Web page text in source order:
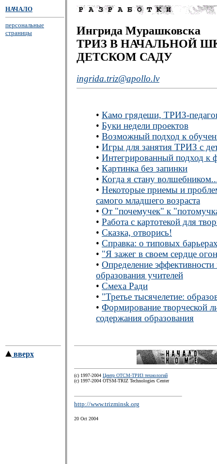
НАЧАЛО
персональные
страницы
Ингрида Мурашковска
ТРИЗ В НАЧАЛЬНОЙ
ДЕТСКОМ САДУ
ingrida.triz@apollo.lv
• Камо грядеши, ТРИЗ-
• Буки недели проектов
• Возможный подход к
• Игры для занятия ТРИЗ с
• Интегрированный подход к
• Картинка без запинки
• Когда я стану
• Некоторые приемы и
самого младшего возраста
• От "почемучек" к
• Работа с картотекой для
• Сказка, отворись!
• Справка: о типовых
• "Я зажег в своем сердце
• Определение
образования учителей
• Смеха Ради
• "Третье тысячелетие:
• Формирование творческой
содержания образования
вверх
(с) 1997-2004 Центр ОТСМ-ТРИЗ технологий
(с) 1997-2004 OTSM-TRIZ Technologies Center
http://www.trizminsk.org
20 Oct 2004